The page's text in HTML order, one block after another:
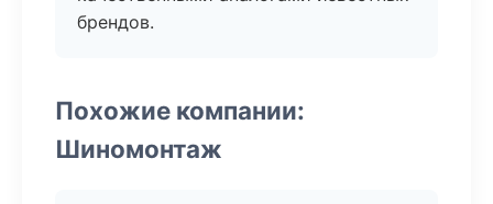
брендов.
Похожие компании:
Шиномонтаж